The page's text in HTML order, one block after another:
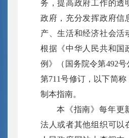
务，提高政府工作的透
政府，充分发挥政府信
产、生活和经济社会活
根据《中华人民共和国
例》（国务院令第492
第711号修订，以下简
制本指南。
本《指南》每年更
法人或者其他组织可以